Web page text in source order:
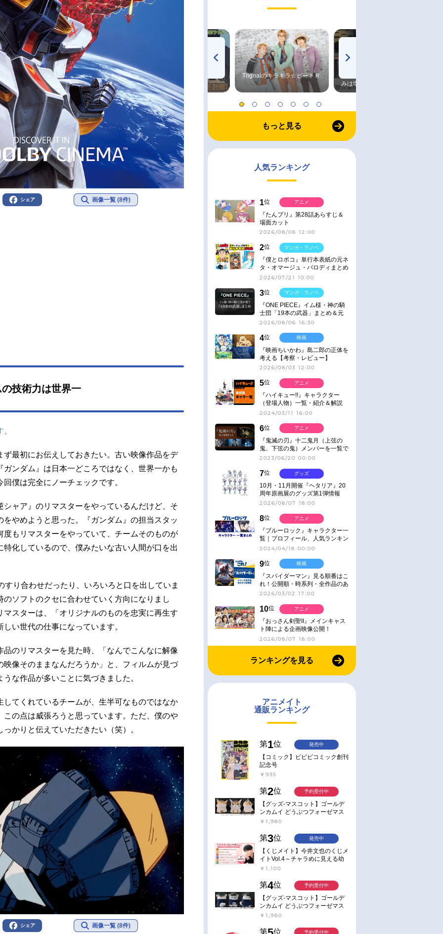
シェア 画像一覧 (8件)
技術力は世界一
ず最初にお伝えしておきたい。古い映像作品をデ
ンダム』は日本一どころではなく、世界一かも
僕は完全にノーチェックです。
ャア』のリマスターをやっているんだけど、そ
やめようと思った。『ガンダム』の担当スタッ
もリマスターをやっていて、チームそのものが
化しているので、僕みたいな古い人間が口を出
り合わせだったり、いろいろと口を出していま
ソフトのクセに合わせていく方向になりまし
スターは、「オリジナルのものを忠実に再生す
い世代の仕事になっています。
のリマスターを見た時、「なんでこんなに解像
像そのままなんだろうか」と、フィルムが見づ
な作品が多いことに気づきました。
てくれているチームが、生半可なものではなか
の点は威張ろうと思っています。ただ、僕のや
かりと伝えていただきたい（笑）。
シェア 画像一覧 (8件)
TVアニメ『戦隊大失格』
radio 大直会 2nd season
ハイキュー!! 烏野高校放送部! Trignalのキラキラ☆ビートＲ
みは塩だけ
もっと見る
人気ランキング
1位
『たんプリ』第28話あらすじ＆
場面カット
2026/08/08 12:00
アニメ
2位
『僕とロボコ』単行本表紙の元ネ
タ・オマージュ・パロディまとめ
2026/07/21 10:00
マンガ・ラノベ
3位
『ONE PIECE』イム様・神の騎
士団「19本の武器」まとめ＆元
ネタ
2026/08/06 16:30
マンガ・ラノベ
4位
『映画ちいかわ』島二郎の正体を
考える【考察・レビュー】
2026/08/03 12:00
映画
5位
『ハイキュー!!』キャラクター
（登場人物）一覧・紹介＆解説
2024/03/11 16:00
アニメ
6位
『鬼滅の刃』十二鬼月（上弦の
鬼、下弦の鬼）メンバーを一覧で
紹介＆解説（登場鬼の情報まと
2023/06/20 00:00
アニメ
7位
10月・11月開催『ヘタリア』20
周年原画展のグッズ第1弾情報
2026/08/07 18:00
グッズ
8位
『ブルーロック』キャラクター一
覧｜プロフィール、人気ランキン
グ、キャラソン、診断など気にな
2024/04/18 00:00
アニメ
9位
『スパイダーマン』見る順番はこ
れ！公開順・時系列・全作品のあ
らすじをまとめました
2026/03/02 17:00
映画
10位
『おっさん剣聖II』メインキャス
ト陣による企画映像公開！
2026/08/07 18:00
アニメ
ランキングを見る
アニメイト
通販ランキング
第1位
【コミック】ビビビコミック創刊
記念号
￥935
発売中
第2位
【グッズ-マスコット】ゴールデ
ンカムイ どうぶつフォーゼマス
コット 4.尾形百之助【再販】
￥1,980
予約受付中
第3位
【くじメイト】今井文也のくじメ
イトVol.4～チャラめに見える幼
馴染、実は一途で独占欲が強いん
￥1,100
発売中
第4位
【グッズ-マスコット】ゴールデ
ンカムイ どうぶつフォーゼマス
コット 5.月島軍曹【再販】
￥1,980
予約受付中
第 位 予約受付中